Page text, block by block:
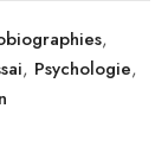
,
, Psychologie,